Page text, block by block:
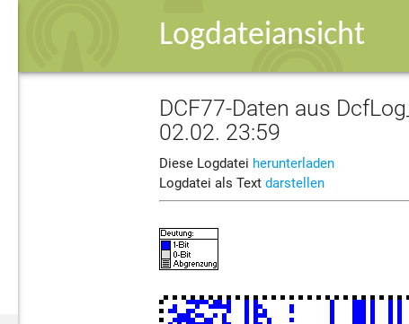
Logdateiansicht
DCF77-Daten aus
02.02. 23:59
Diese Logdatei herunterladen
Logdatei als Text darstellen